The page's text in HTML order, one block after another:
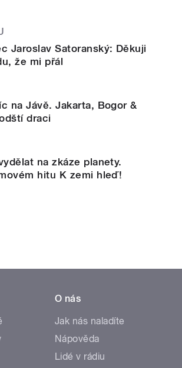
Jaroslav Satoranský: Děkuji
že mi přál
na Jávě. Jakarta, Bogor &
draci
na zkáze planety.
hitu K zemi hleď!
O nás
Jak nás naladíte
Nápověda
Lidé v rádiu